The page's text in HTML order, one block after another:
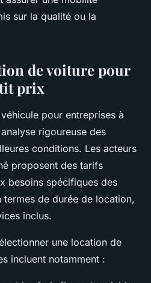
sur la qualité ou la
de voiture pour
prix
pour entreprises à
rigoureuse des
conditions. Les acteurs
proposent des tarifs
besoins spécifiques des
termes de durée de location,
inclus.
une location de
incluent notamment :